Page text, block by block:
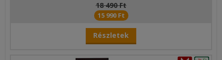
18 490 Ft
15 990 Ft
Részletek